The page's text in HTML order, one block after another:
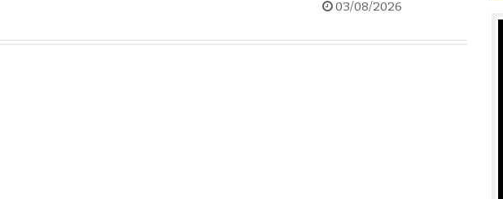
03/08/2026